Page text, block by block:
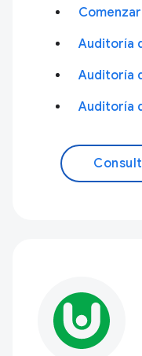
Comenzar
Auditoría
Auditoría
Auditoría